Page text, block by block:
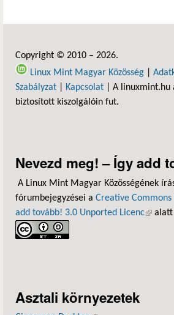
Copyright © 2010 – 2026.
Linux Mint Magyar Közösség
Szabályzat
Kapcsolat | A linuxmint.hu
biztosított kiszolgálóin fut.
Nevezd meg! – Így add
A Linux Mint Magyar Közösségének
fórumbejegyzései a Creative
add tovább! 3.0 Unported Licenc(külső
alatt
Asztali környezetek